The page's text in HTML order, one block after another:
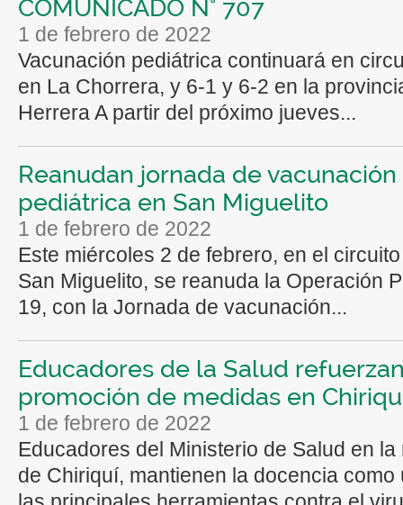
COMUNICADO N° 707
1 de febrero de 2022
Vacunación pediátrica continuará en
en La Chorrera, y 6-1 y 6-2 en la
Herrera A partir del próximo jueves...
Reanudan jornada de vacunación
pediátrica en San Miguelito
1 de febrero de 2022
Este miércoles 2 de febrero, en el
San Miguelito, se reanuda la Operación
19, con la Jornada de vacunación...
Educadores de la Salud
promoción de medidas en
1 de febrero de 2022
Educadores del Ministerio de Salud en la
de Chiriquí, mantienen la docencia como